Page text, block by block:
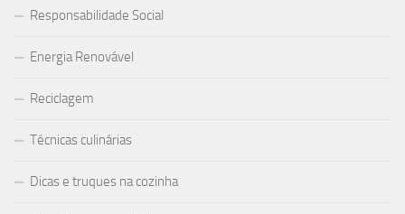
Responsabilidade Social
Energia Renovável
Reciclagem
Técnicas culinárias
Dicas e truques na cozinha